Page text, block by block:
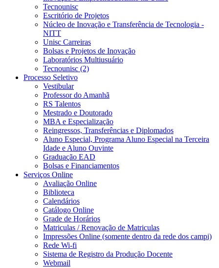
Tecnounisc
Escritório de Projetos
Núcleo de Inovação e Transferência de Tecnologia -
NITT
Unisc Carreiras
Bolsas e Projetos de Inovação
Laboratórios Multiusuário
Tecnounisc (2)
Processo Seletivo
Vestibular
Professor do Amanhã
RS Talentos
Mestrado e Doutorado
MBA e Especialização
Reingressos, Transferências e Diplomados
Aluno Especial, Programa Aluno Especial na Terceira
Idade e Aluno Ouvinte
Graduação EAD
Bolsas e Financiamentos
Serviços Online
Avaliação Online
Biblioteca
Calendários
Catálogo Online
Grade de Horários
Matriculas / Renovação de Matriculas
Impressões Online (somente dentro da rede dos campi)
Rede Wi-fi
Sistema de Registro da Produção Docente
Webmail